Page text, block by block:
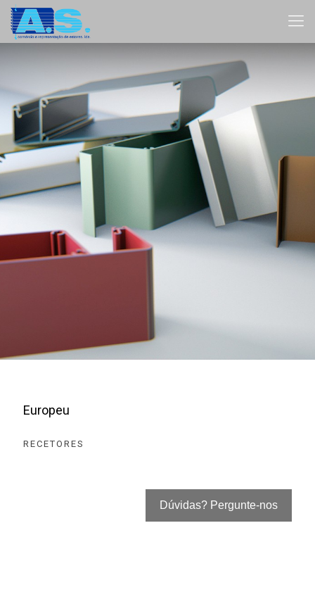
Europeu
RECETORES
Dúvidas? Pergunte-nos